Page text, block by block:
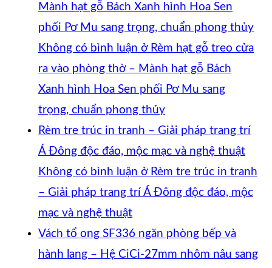
Mành hạt gỗ Bách Xanh hình Hoa Sen
phối Pơ Mu sang trọng, chuẩn phong thủy
Không có bình luận ở Rèm hạt gỗ treo cửa
ra vào phòng thờ – Mành hạt gỗ Bách
Xanh hình Hoa Sen phối Pơ Mu sang
trọng, chuẩn phong thủy
Rèm tre trúc in tranh – Giải pháp trang trí
Á Đông độc đáo, mộc mạc và nghệ thuật
Không có bình luận ở Rèm tre trúc in tranh
– Giải pháp trang trí Á Đông độc đáo, mộc
mạc và nghệ thuật
Vách tổ ong SF336 ngăn phòng bếp và
hành lang – Hệ CiCi-27mm nhôm nâu sang